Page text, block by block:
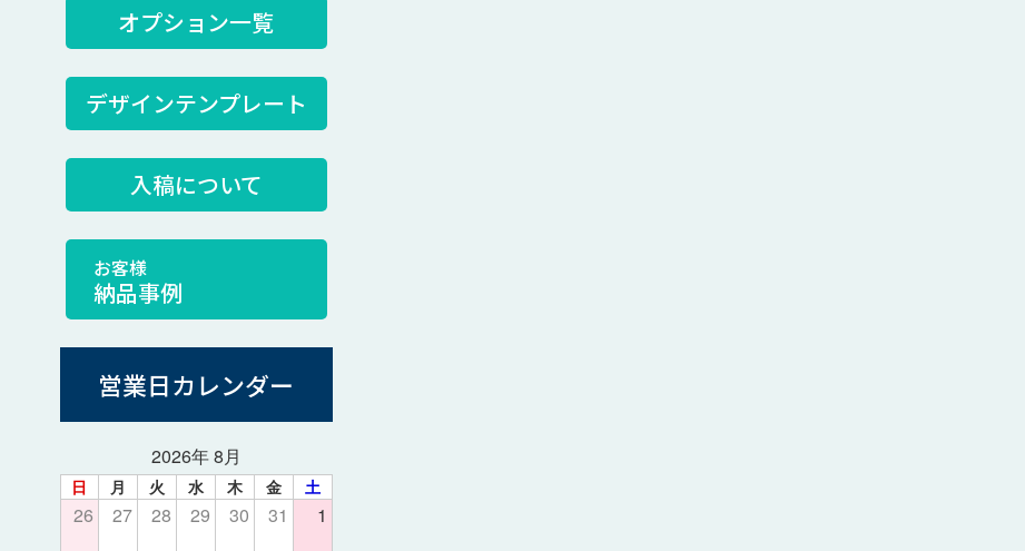
オプション一覧
デザインテンプレート
入稿について
お客様
納品事例
営業日カレンダー
2026年 8月
日 月 火 水 木 金 土
26 27 28 29 30 31 1